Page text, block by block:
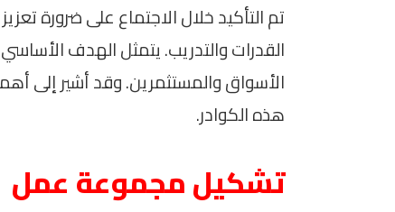
تم التأكيد خلال الاجتماع على ضرورة
القدرات والتدريب. يتمثل الهدف
الأسواق والمستثمرين. وقد أشير إلى
هذه الكوادر.
تشكيل مجموعة عمل